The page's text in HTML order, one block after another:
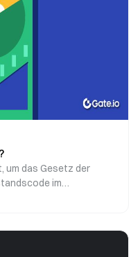
um das Gesetz der
im